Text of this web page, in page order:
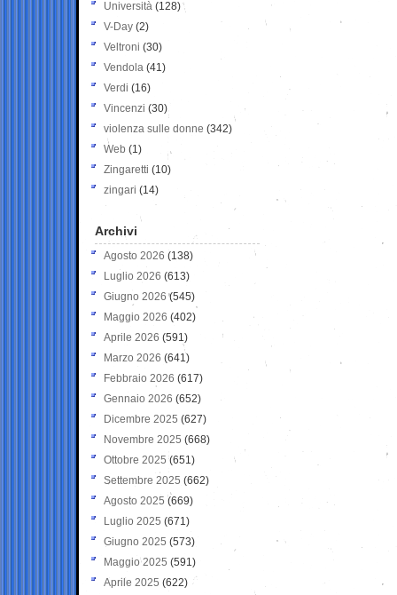
Università (128)
V-Day (2)
Veltroni (30)
Vendola (41)
Verdi (16)
Vincenzi (30)
violenza sulle donne (342)
Web (1)
Zingaretti (10)
zingari (14)
Archivi
Agosto 2026 (138)
Luglio 2026 (613)
Giugno 2026 (545)
Maggio 2026 (402)
Aprile 2026 (591)
Marzo 2026 (641)
Febbraio 2026 (617)
Gennaio 2026 (652)
Dicembre 2025 (627)
Novembre 2025 (668)
Ottobre 2025 (651)
Settembre 2025 (662)
Agosto 2025 (669)
Luglio 2025 (671)
Giugno 2025 (573)
Maggio 2025 (591)
Aprile 2025 (622)